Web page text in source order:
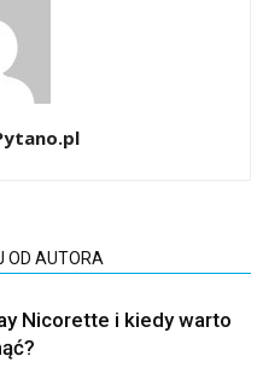
OD AUTORA
Nicorette i kiedy warto